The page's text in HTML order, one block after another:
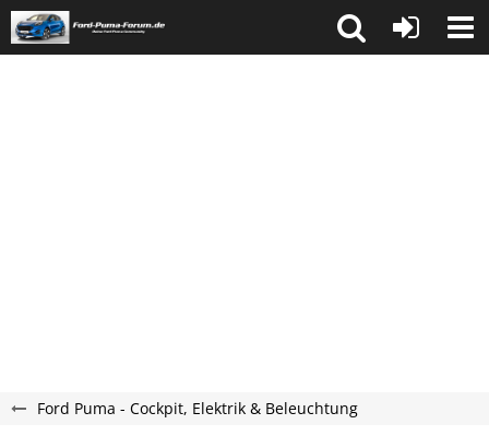
Ford Puma - Cockpit, Elektrik & Beleuchtung